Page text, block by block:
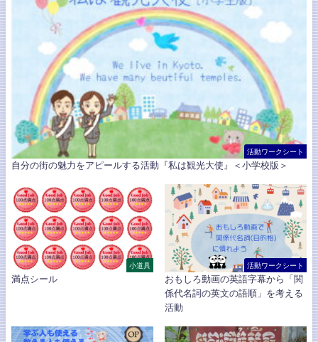
活動ワークシート
自分の街の魅力をアピールする活動『私は観光大使』＜小学校版＞
小道具
満点シール
活動ワークシート
おもしろ動画の英語字幕から「関
係代名詞の英文の語順」を考える
活動